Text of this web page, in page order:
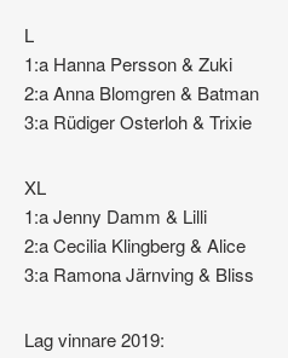
L
1:a Hanna Persson & Zuki
2:a Anna Blomgren & Batman
3:a Rüdiger Osterloh & Trixie
XL
1:a Jenny Damm & Lilli
2:a Cecilia Klingberg & Alice
3:a Ramona Järnving & Bliss
Lag vinnare 2019: